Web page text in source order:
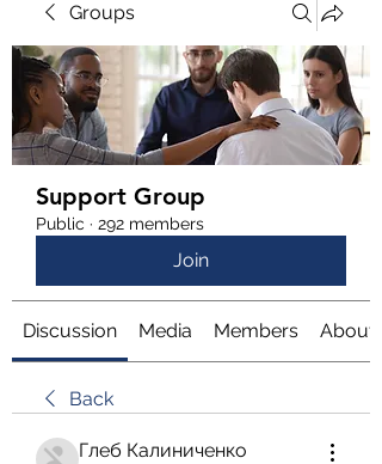
Groups
Support Group
Public · 292 members
Join
Discussion Media Members About
Back
Глеб Калиниченко